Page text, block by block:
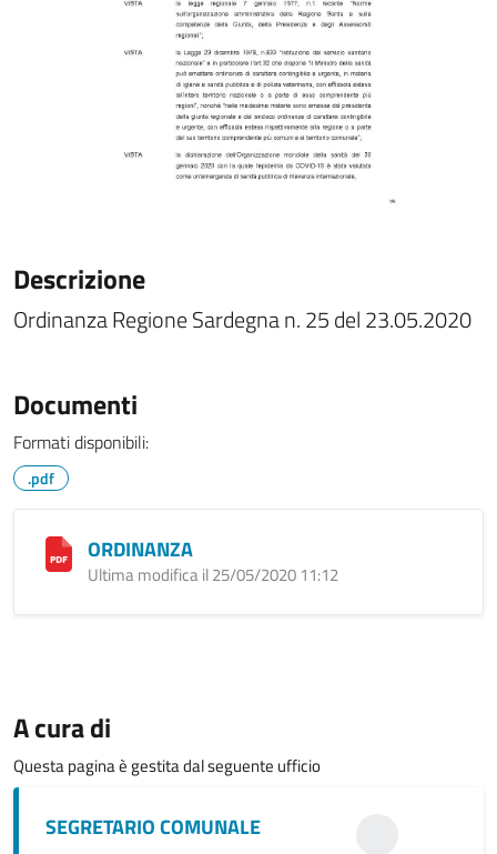
Descrizione
Ordinanza Regione Sardegna n. 25 del 23.05.2020
Documenti
Formati disponibili:
.pdf
ORDINANZA
Ultima modifica il 25/05/2020 11:12
A cura di
Questa pagina è gestita dal seguente ufficio
SEGRETARIO COMUNALE